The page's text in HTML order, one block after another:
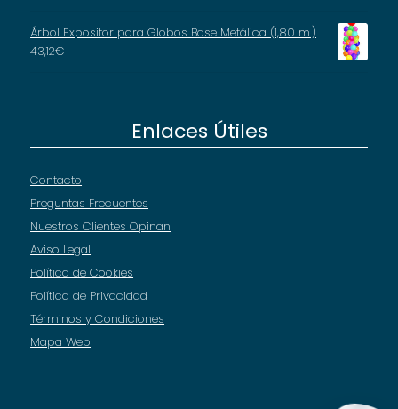
Árbol Expositor para Globos Base Metálica (1,80 m.)
43,12€
Enlaces Útiles
Contacto
Preguntas Frecuentes
Nuestros Clientes Opinan
Aviso Legal
Política de Cookies
Política de Privacidad
Términos y Condiciones
Mapa Web